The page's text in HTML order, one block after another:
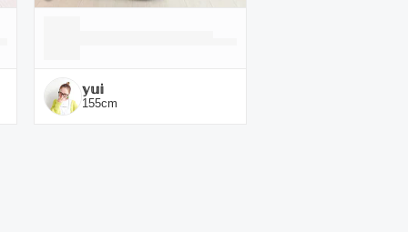
𝕪𝕦𝕚
155cm